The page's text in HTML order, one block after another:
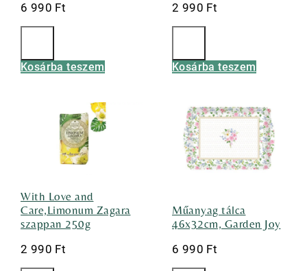
6 990 Ft
Kosárba teszem
2 990 Ft
Kosárba teszem
With Love and
Care,Limonum Zagara
szappan 250g
2 990 Ft
Műanyag tálca
46x32cm, Garden Joy
6 990 Ft